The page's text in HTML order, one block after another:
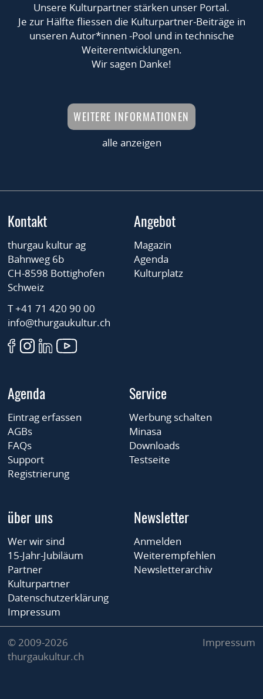
Unsere Kulturpartner stärken unser Portal.
Je zur Hälfte fliessen die Kulturpartner-Beiträge in
unseren Autor*innen -Pool und in technische
Weiterentwicklungen.
Wir sagen Danke!
WEITERE INFORMATIONEN
alle anzeigen
Kontakt
thurgau kultur ag
Bahnweg 6b
CH-8598 Bottighofen
Schweiz
T +41 71 420 90 00
info@thurgaukultur.ch
Angebot
Magazin
Agenda
Kulturplatz
Agenda
Eintrag erfassen
AGBs
FAQs
Support
Registrierung
Service
Werbung schalten
Minasa
Downloads
Testseite
über uns
Wer wir sind
15-Jahr-Jubiläum
Partner
Kulturpartner
Datenschutzerklärung
Impressum
Newsletter
Anmelden
Weiterempfehlen
Newsletterarchiv
© 2009-2026
thurgaukultur.ch
Impressum